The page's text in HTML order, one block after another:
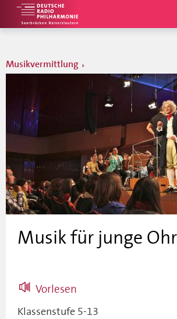
Musikvermittlung
Musik für junge
Vorlesen
Klassenstufe 5-13